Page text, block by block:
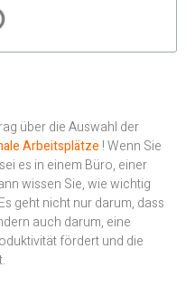
über die Auswahl der
Arbeitsplätze ! Wenn Sie
es in einem Büro, einer
wissen Sie, wie wichtig
geht nicht nur darum, dass
auch darum, eine
fördert und die